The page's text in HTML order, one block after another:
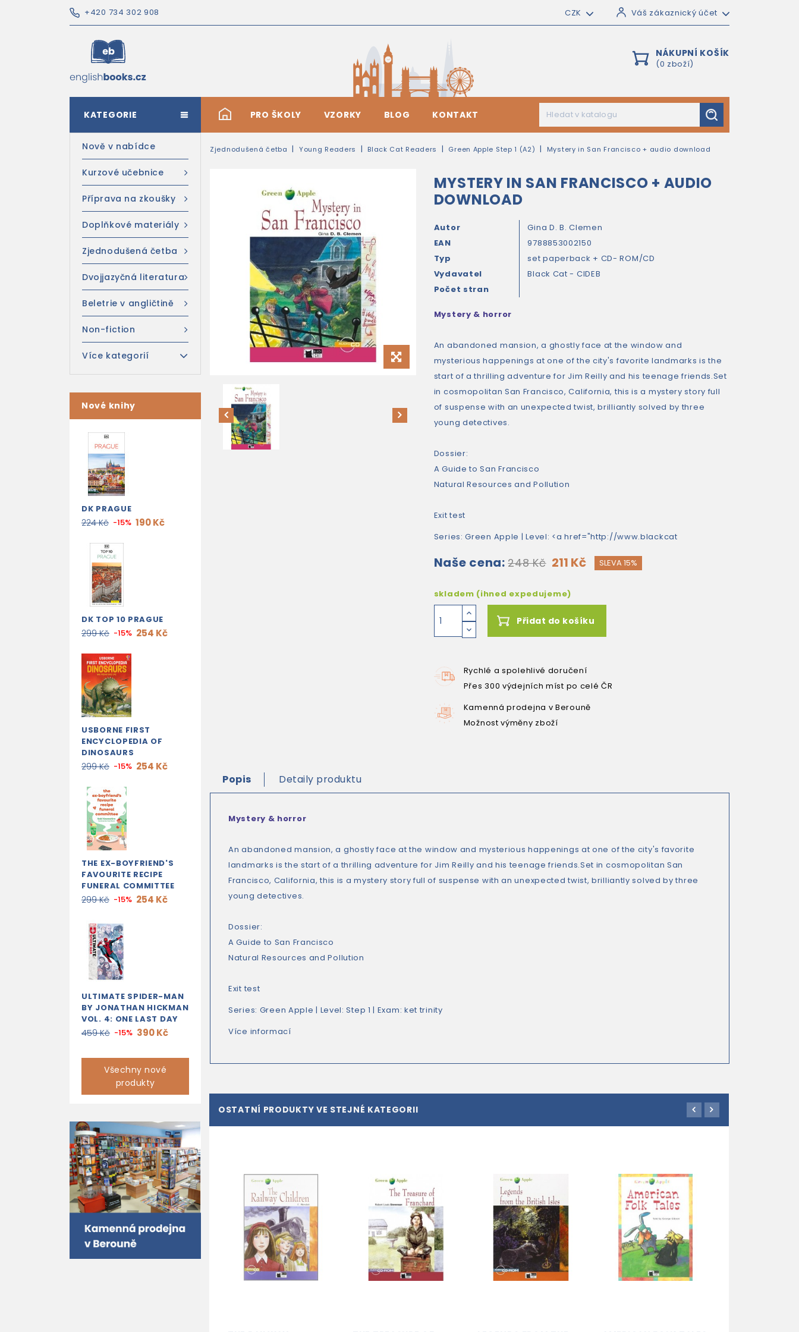
+420 734 302 908 CZK Váš zákaznický účet
NÁKUPNÍ KOŠÍK
(0 zboží)
# PRO ŠKOLY VZORKY BLOG KONTAKT
KATEGORIE
Nově v nabídce
Kurzové učebnice
Příprava na zkoušky
Doplňkové materiály
Zjednodušená četba
Dvojjazyčná literatura
Beletrie v angličtině
Non-fiction
Více kategorií
Nové knihy
DK PRAGUE
224 Kč -15% 190 Kč
DK TOP 10 PRAGUE
299 Kč -15% 254 Kč
USBORNE FIRST
ENCYCLOPEDIA OF
DINOSAURS
299 Kč -15% 254 Kč
THE EX-BOYFRIEND'S
FAVOURITE RECIPE
FUNERAL COMMITTEE
299 Kč -15% 254 Kč
ULTIMATE SPIDER-MAN
BY JONATHAN HICKMAN
VOL. 4: ONE LAST DAY
459 Kč -15% 390 Kč
Všechny nové
produkty
Zjednodušená četba Young Readers Black Cat Readers Green Apple Step 1 (A2) Mystery in San Francisco + audio download
MYSTERY IN SAN FRANCISCO + AUDIO
DOWNLOAD
Autor
Gina D. B. Clemen
EAN
9788853002150
Typ
set paperback + CD- ROM/CD
Vydavatel
Black Cat - CIDEB
Počet stran
Mystery & horror
An abandoned mansion, a ghostly face at the window and
mysterious happenings at one of the city's favorite landmarks is the
start of a thrilling adventure for Jim Reilly and his teenage friends.Set
in cosmopolitan San Francisco, California, this is a mystery story full
of suspense with an unexpected twist, brilliantly solved by three
young detectives.
Dossier:
A Guide to San Francisco
Natural Resources and Pollution
Exit test
Series:Green Apple | Level: <a href="http://www.blackcat
Naše cena: 248 Kč 211 Kč SLEVA 15%
skladem (ihned expedujeme)
Přidat do košíku
Rychlé a spolehlivé doručení
Přes 300 výdejních míst po celé ČR
Kamenná prodejna v Berouně
Možnost výměny zboží
Popis Detaily produktu
Mystery & horror
An abandoned mansion, a ghostly face at the window and mysterious happenings at one of the city's favorite
landmarks is the start of a thrilling adventure for Jim Reilly and his teenage friends.Set in cosmopolitan San
Francisco, California, this is a mystery story full of suspense with an unexpected twist, brilliantly solved by three
young detectives.
Dossier:
A Guide to San Francisco
Natural Resources and Pollution
Exit test
Series: Green Apple | Level:Step 1 | Exam: ket trinity
Více informací
OSTATNÍ PRODUKTY VE STEJNÉ KATEGORII